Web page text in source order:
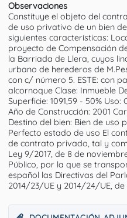
Observaciones
Constituye el objeto del
de uso privativo de un bien
siguientes características:
proyecto de Compensación
la Barriada de Llera, cuyos
urbano de herederos de
con c/ número 5. ESTE: con
alcornoque Clase: Inmueble
Superficie: 1091,59 - 50%
Año de Construcción: 2001
Destino del bien: Bien de uso
Perfecto estado de uso El
de contrato privado, tal y
Ley 9/2017, de 8 de
Público, por la que se
español las Directivas del
2014/23/UE y 2014/24/UE,